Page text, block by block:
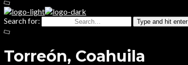
Search for: Type and hit enter
Torreón, Coahuila